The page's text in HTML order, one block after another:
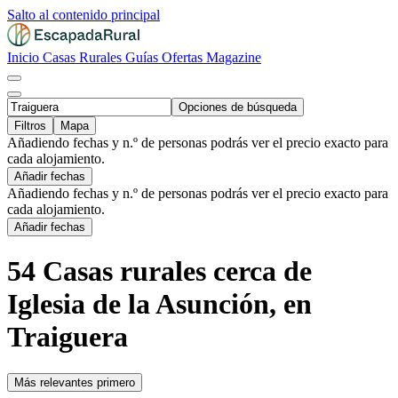
Salto al contenido principal
Inicio Casas Rurales Guías Ofertas Magazine
Opciones de búsqueda
Filtros
Mapa
Añadiendo fechas y n.º de personas podrás ver el precio exacto para
cada alojamiento.
Añadir fechas
Añadiendo fechas y n.º de personas podrás ver el precio exacto para
cada alojamiento.
Añadir fechas
54 Casas rurales cerca de
Iglesia de la Asunción, en
Traiguera
Más relevantes primero